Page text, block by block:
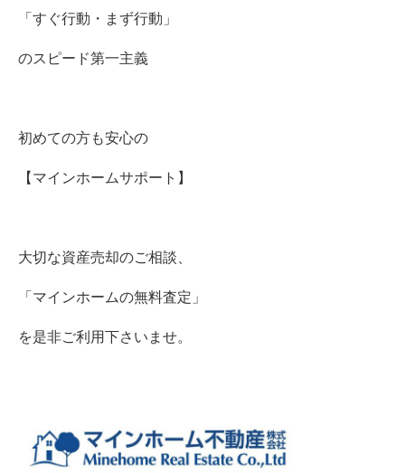
「すぐ行動・まず行動」
のスピード第一主義
初めての方も安心の
【マインホームサポート】
大切な資産売却のご相談、
「マインホームの無料査定」
を是非ご利用下さいませ。